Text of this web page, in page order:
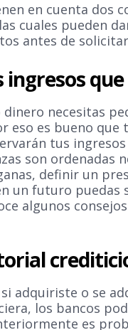
en cuenta dos
cuales pueden
antes de
ingresos
necesitas
eso es bueno
tus
son ordenadas
definir un
un futuro
algunos
adquiriste o se
los bancos
es